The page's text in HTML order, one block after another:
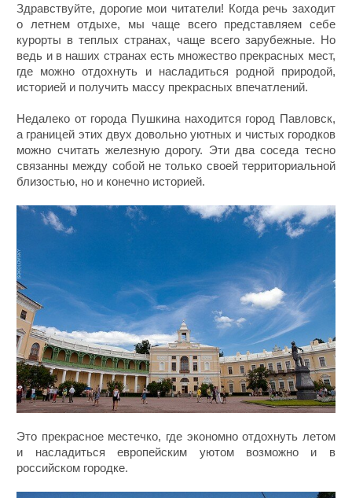
Здравствуйте, дорогие мои читатели! Когда речь заходит
о летнем отдыхе, мы чаще всего представляем себе
курорты в теплых странах, чаще всего зарубежные. Но
ведь и в наших странах есть множество прекрасных мест,
где можно отдохнуть и насладиться родной природой,
историей и получить массу прекрасных впечатлений.
Недалеко от города Пушкина находится город Павловск,
а границей этих двух довольно уютных и чистых городков
можно считать железную дорогу. Эти два соседа тесно
связанны между собой не только своей территориальной
близостью, но и конечно историей.
Это прекрасное местечко, где экономно отдохнуть летом
и насладиться европейским уютом возможно и в
российском городке.